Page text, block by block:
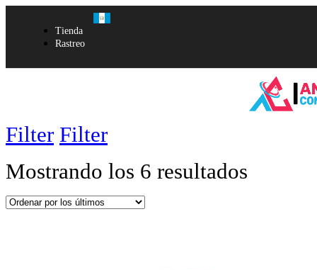
Tienda
Rastreo
Filter Filter
Mostrando los 6 resultados